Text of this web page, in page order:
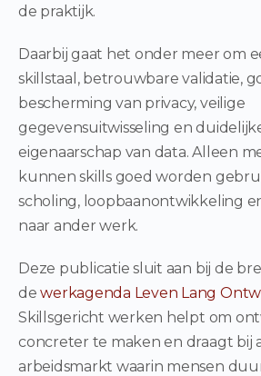
de praktijk.
Daarbij gaat het onder meer om
skillstaal, betrouwbare validatie,
bescherming van privacy, veilige
gegevensuitwisseling en
eigenaarschap van data. Alleen
kunnen skills goed worden
scholing, loopbaanontwikkeling
naar ander werk.
Deze publicatie sluit aan bij de
dewerkagenda Leven Lang
Skillsgericht werken helpt om
concreter te maken en draagt bij
arbeidsmarkt waarin mensen